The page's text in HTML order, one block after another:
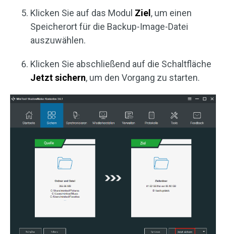
Klicken Sie auf das Modul Ziel , um einen
Speicherort für die Backup-Image-Datei
auszuwählen.
Klicken Sie abschließend auf die Schaltfläche
Jetzt sichern, um den Vorgang zu starten.